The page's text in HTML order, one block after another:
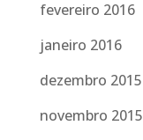
fevereiro 2016
janeiro 2016
dezembro 2015
novembro 2015